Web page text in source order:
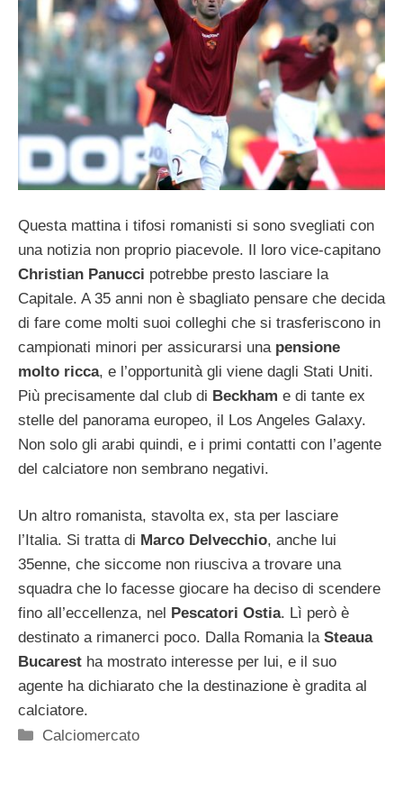
Questa mattina i tifosi romanisti si sono svegliati con
una notizia non proprio piacevole. Il loro vice-capitano
Christian Panucci potrebbe presto lasciare la
Capitale. A 35 anni non è sbagliato pensare che decida
di fare come molti suoi colleghi che si trasferiscono in
campionati minori per assicurarsi una pensione
molto ricca, e l’opportunità gli viene dagli Stati Uniti.
Più precisamente dal club di Beckham e di tante ex
stelle del panorama europeo, il Los Angeles Galaxy.
Non solo gli arabi quindi, e i primi contatti con l’agente
del calciatore non sembrano negativi.
Un altro romanista, stavolta ex, sta per lasciare
l’Italia. Si tratta di Marco Delvecchio, anche lui
35enne, che siccome non riusciva a trovare una
squadra che lo facesse giocare ha deciso di scendere
fino all’eccellenza, nel Pescatori Ostia. Lì però è
destinato a rimanerci poco. Dalla Romania la Steaua
Bucarest ha mostrato interesse per lui, e il suo
agente ha dichiarato che la destinazione è gradita al
calciatore.
Categorie
Calciomercato